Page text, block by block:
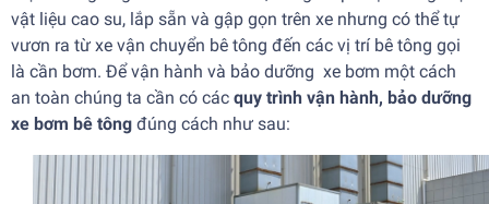
vật liệu cao su, lắp sẵn và gập gọn trên xe nhưng có thể tự
vươn ra từ xe vận chuyển bê tông đến các vị trí bê tông gọi
là cần bơm. Để vận hành và bảo dưỡng xe bơm một cách
an toàn chúng ta cần có các quy trình vận hành, bảo dưỡng
xe bơm bê tông đúng cách như sau: